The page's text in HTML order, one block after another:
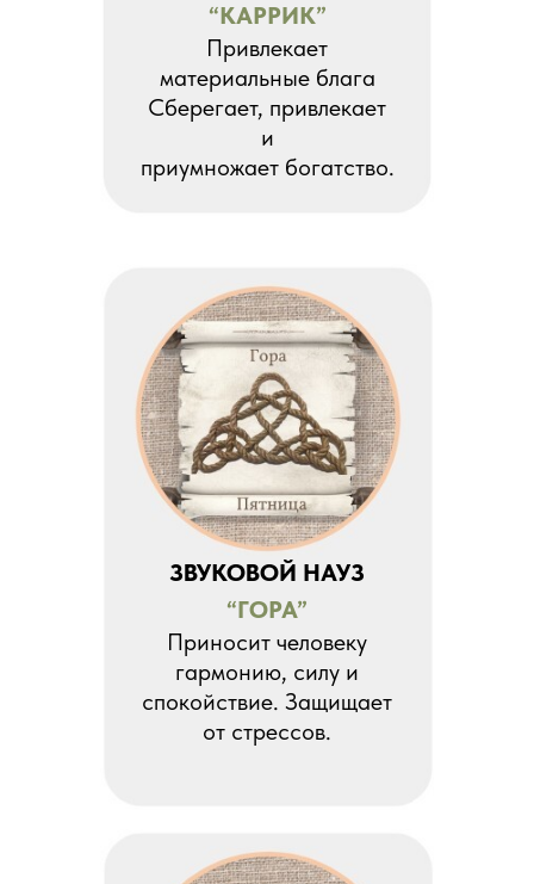
“КАРРИК”
Привлекает
материальные блага
Сберегает, привлекает
и
приумножает богатство.
ЗВУКОВОЙ НАУЗ
“ГОРА”
Приносит человеку
гармонию, силу и
спокойствие. Защищает
от стрессов.